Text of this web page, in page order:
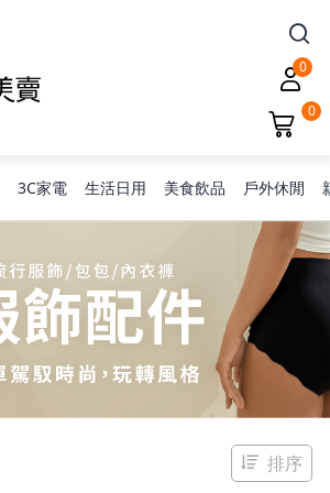
0
0
3C家電 生活日用 美食飲品 戶外休閒
排序